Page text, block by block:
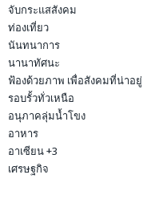
จับกระแสสังคม
ท่องเที่ยว
นันทนาการ
นานาทัศนะ
ฟ้องด้วยภาพ เพื่อสังคมที่น่าอยู่
รอบรั้วทั่วเหนือ
อนุภาคลุ่มน้ำโขง
อาหาร
อาเซียน +3
เศรษฐกิจ